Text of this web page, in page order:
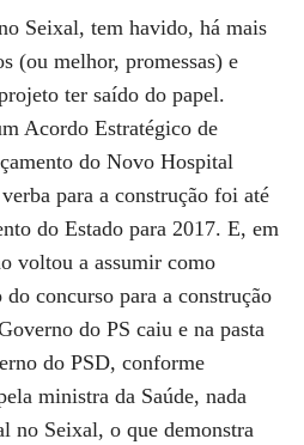
Seixal, tem havido, há mais
(ou melhor, promessas) e
ter saído do papel.
Acordo Estratégico de
do Novo Hospital
para a construção foi até
do Estado para 2017. E, em
voltou a assumir como
concurso para a construção
do PS caiu e na pasta
do PSD, conforme
ministra da Saúde, nada
no Seixal, o que demonstra